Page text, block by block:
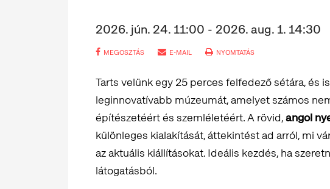
2026. jún. 24. 11:00 - 2026. aug. 1. 14:30
MEGOSZTÁS E-MAIL NYOMTATÁS
Tarts velünk egy 25 perces felfedező sétára, és
leginnovatívabb múzeumát, amelyet számos
építészetéért és szemléletéért. A rövid,angol
különleges kialakítását, áttekintést ad arról, mi
az aktuális kiállításokat. Ideális kezdés, ha
látogatásból.